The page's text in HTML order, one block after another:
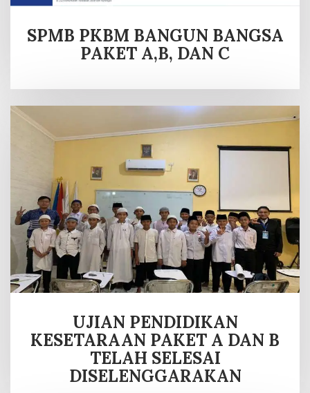
SPMB PKBM BANGUN BANGSA
PAKET A,B, DAN C
UJIAN PENDIDIKAN
KESETARAAN PAKET A DAN B
TELAH SELESAI
DISELENGGARAKAN